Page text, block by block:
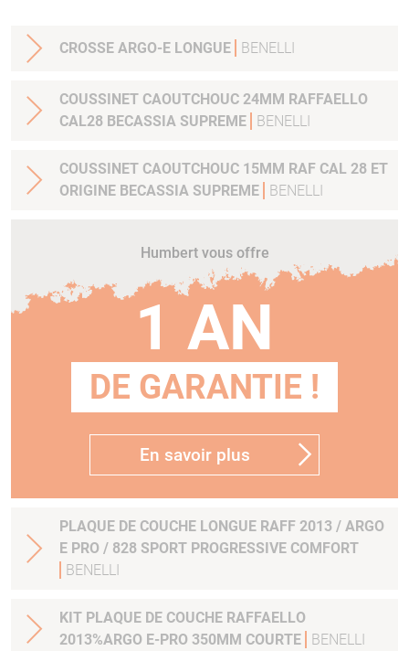
CROSSE ARGO-E LONGUE BENELLI
COUSSINET CAOUTCHOUC 24MM RAFFAELLO
CAL28 BECASSIA SUPREME
BENELLI
COUSSINET CAOUTCHOUC 15MM RAF CAL 28 ET
ORIGINE BECASSIA SUPREME
BENELLI
Humbert vous offre
1 AN
DE GARANTIE !
En savoir plus
PLAQUE DE COUCHE LONGUE RAFF 2013 / ARGO
E PRO / 828 SPORT PROGRESSIVE COMFORT
BENELLI
KIT PLAQUE DE COUCHE RAFFAELLO
2013%ARGO E-PRO 350MM COURTE
BENELLI